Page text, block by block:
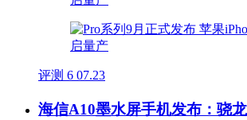
评测 6 07.23
海信A10墨水屏手机发布：骁